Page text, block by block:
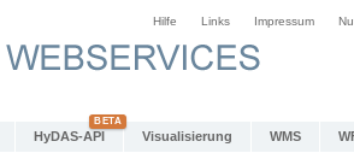
Hilfe Links Impressum
HyDAS-API Visualisierung WMS